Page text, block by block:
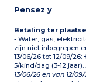
Pensez y
Betaling ter
- Water, gas,
zijn niet inbegrepen
13/06/26 tot 12/09/
5/kind/dag (3-12 jaar).
13/06/26 en van 12/